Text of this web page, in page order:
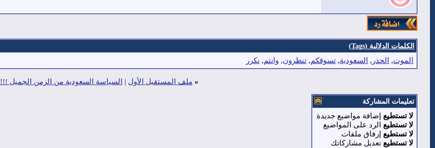
الكلمات الدلالية (Tags)
الموت, الحذر , السعودية, تسوقكم, تنظرون, وانتم, نكرر
« ملف المستقبل الأول | السياسة السعودية من الزمن الجميل !!!
تعليمات المشاركة
لا تستطيع إضافة مواضيع جديدة
لا تستطيع الرد على المواضيع
لا تستطيع إرفاق ملفات
لا تستطيع تعديل مشاركاتك